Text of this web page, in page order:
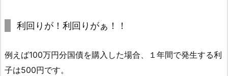
利回りが！利回りがぁ！！
例えば100万円分国債を購入した場合、１年間で発生する利
子は500円です。